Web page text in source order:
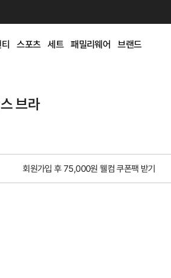
스포츠 세트 패밀리웨어 브랜드
브라
회원가입 후 75,000원 웰컴 쿠폰팩 받기